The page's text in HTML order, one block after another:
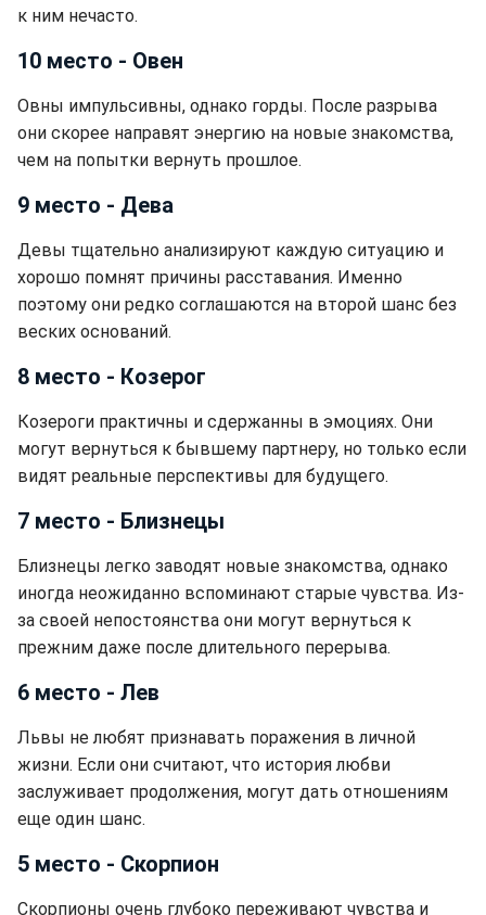
к ним нечасто.
10 место - Овен
Овны импульсивны, однако горды. После разрыва
они скорее направят энергию на новые знакомства,
чем на попытки вернуть прошлое.
9 место - Дева
Девы тщательно анализируют каждую ситуацию и
хорошо помнят причины расставания. Именно
поэтому они редко соглашаются на второй шанс без
веских оснований.
8 место - Козерог
Козероги практичны и сдержанны в эмоциях. Они
могут вернуться к бывшему партнеру, но только если
видят реальные перспективы для будущего.
7 место - Близнецы
Близнецы легко заводят новые знакомства, однако
иногда неожиданно вспоминают старые чувства. Из-
за своей непостоянства они могут вернуться к
прежним даже после длительного перерыва.
6 место - Лев
Львы не любят признавать поражения в личной
жизни. Если они считают, что история любви
заслуживает продолжения, могут дать отношениям
еще один шанс.
5 место - Скорпион
Скорпионы очень глубоко переживают чувства и